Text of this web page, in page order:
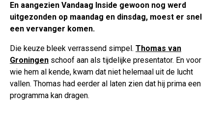
En aangezien Vandaag Inside gewoon nog werd
uitgezonden op maandag en dinsdag, moest er snel
een vervanger komen.
Die keuze bleek verrassend simpel. Thomas van
Groningen schoof aan als tijdelijke presentator. En voor
wie hem al kende, kwam dat niet helemaal uit de lucht
vallen. Thomas had eerder al laten zien dat hij prima een
programma kan dragen.